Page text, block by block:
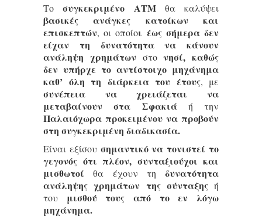
Το συγκεκριμένο ΑΤΜθα καλύψει
βασικές ανάγκες κατοίκων και
επισκεπτών, οι οποίοι έως σήμερα δεν
είχαν τη δυνατότητα να κάνουν
ανάληψη χρημάτων στονησί, καθώς
δεν υπήρχε το αντίστοιχο μηχάνημα
καθ’ όλη τη διάρκεια του έτους, με
συνέπεια να χρειάζεται να
μεταβαίνουν στα Σφακιάή την
Παλαιόχωρα προκειμένου να προβούν
στη συγκεκριμένη διαδικασία.
Είναι εξίσου σημαντικό να τονιστεί το
γεγονός ότι πλέον, συνταξιούχοι και
μισθωτοί θα έχουν τη δυνατότητα
ανάληψης χρημάτων της σύνταξηςή
του μισθού τους από το εν λόγω
μηχάνημα.